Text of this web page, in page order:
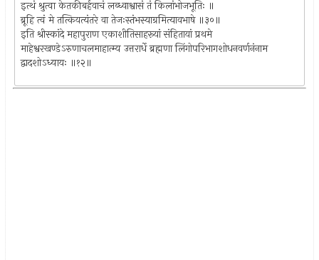
इत्थं श्रुत्वा केतकीबर्हवाचं लब्ध्वाश्वासं तं किलांभोजभूतिः ॥
ब्रूहि त्वं मे तत्कियत्यंतरे वा तेजःस्तंभस्याग्रमित्यावभाषे ॥३०॥
इति श्रीस्कांदे महापुराण एकाशीतिसाहस्र्यां संहितायां प्रथमे
माहेश्वरखण्डेऽरुणाचलमाहात्म्य उत्तरार्धे ब्रह्मणा लिंगोपरिभागशोधनवर्णनंनाम
द्वादशोऽध्यायः ॥१२॥